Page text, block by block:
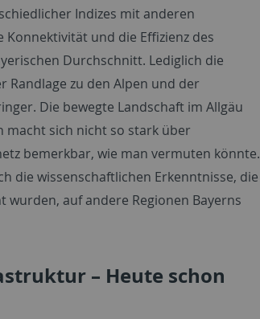
Indizes mit anderen
Konnektivität und die Effizienz des
Durchschnitt. Lediglich die
zu den Alpen und der
Die bewegte Landschaft im Allgäu
sich nicht so stark über
bemerkbar, wie man vermuten könnte.
die wissenschaftlichen Erkenntnisse, die
wurden, auf andere Regionen Bayerns
– Heute schon